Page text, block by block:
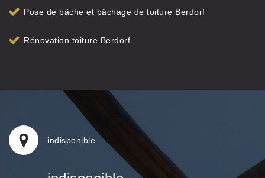
Pose de bâche et bâchage de toiture Berdorf
Rénovation toiture Berdorf
indisponible